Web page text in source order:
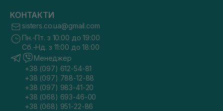
КОНТАКТИ
sisters.co.ua@gmail.com
Пн.-Пт. з 10:00 до 19:00
Сб.-Нд. з 11:00 до 18:00
Менеджер
+38 (097) 612-54-81
+38 (097) 788-12-88
+38 (097) 983-41-20
+38 (068) 693-46-00
+38 (068) 951-22-86